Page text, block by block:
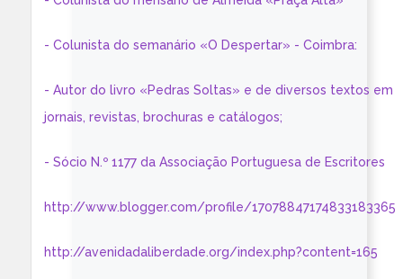
- Colunista do semanário «O Despertar» - Coimbra:
- Autor do livro «Pedras Soltas» e de diversos textos em
jornais, revistas, brochuras e catálogos;
- Sócio N.º 1177 da Associação Portuguesa de Escritores
http://www.blogger.com/profile/17078847174833183365
http://avenidadaliberdade.org/index.php?content=165